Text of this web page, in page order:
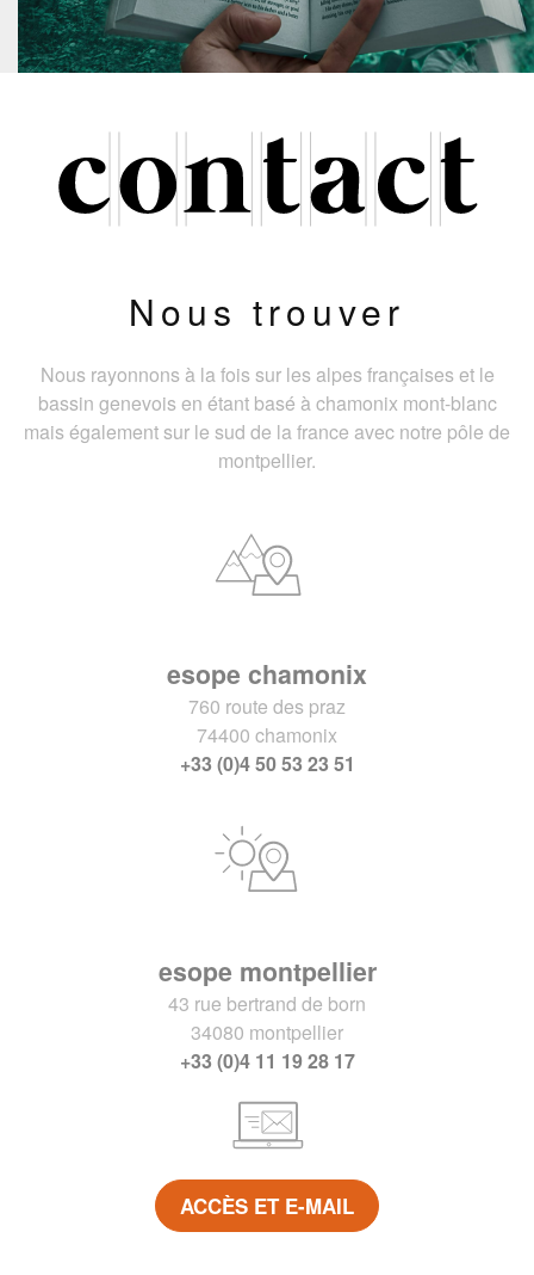
Nous trouver
Nous rayonnons à la fois sur les alpes françaises et le
bassin genevois en étant basé à chamonix mont-blanc
mais également sur le sud de la france avec notre pôle de
montpellier.
esope chamonix
760 route des praz
74400 chamonix
+33 (0)4 50 53 23 51
esope montpellier
43 rue bertrand de born
34080 montpellier
+33 (0)4 11 19 28 17
ACCÈS ET E-MAIL